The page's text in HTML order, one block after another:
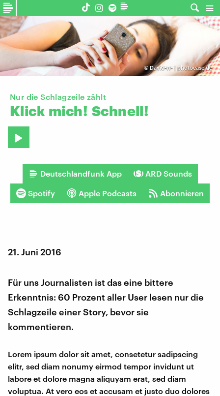
©David-W- | photocase.de
Nur die Schlagzeile zählt
Klick mich! Schnell!
Deutschlandfunk App ARD Sounds
Spotify Apple Podcasts Abonnieren
21. Juni 2016
Für uns Journalisten ist das eine bittere
Erkenntnis: 60 Prozent aller User lesen nur die
Schlagzeile einer Story, bevor sie
kommentieren.
Lorem ipsum dolor sit amet, consetetur sadipscing
elitr, sed diam nonumy eirmod tempor invidunt ut
labore et dolore magna aliquyam erat, sed diam
voluptua. At vero eos et accusam et justo duo dolores